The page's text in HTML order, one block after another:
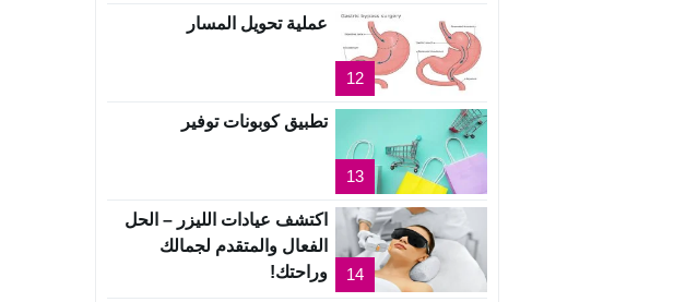
12
عملية تحويل المسار
13
تطبيق كوبونات توفير
14
اكتشف عيادات الليزر – الحل
الفعال والمتقدم لجمالك
وراحتك!